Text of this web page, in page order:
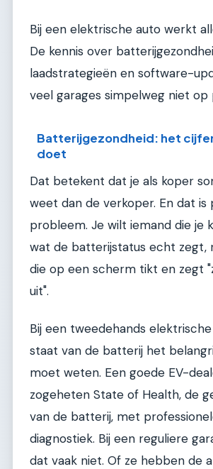
Bij een elektrische auto werkt
De kennis over
laadstrategieën en software-
veel garages simpelweg niet op
Batterijgezondheid: het
doet
Dat betekent dat je als koper
weet dan de verkoper. En dat is
probleem. Je wilt iemand die je
wat de batterijstatus echt zegt,
die op een scherm tikt en zegt
uit".
Bij een tweedehands
staat van de batterij het
moet weten. Een goede EV-
zogeheten State of Health, de
van de batterij, met
diagnostiek. Bij een reguliere
dat vaak niet. Of ze hebben de